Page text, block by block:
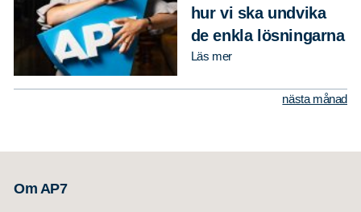
hur vi ska undvika
de enkla lösningarna
Läs mer
nästa månad
Om AP7